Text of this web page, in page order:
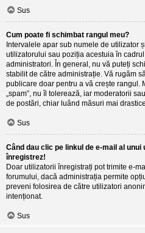
Sus
Cum poate fi schimbat rangul meu?
Intervalele apar sub numele de utilizator
utilizatorului sau poziția acestuia în
administratori. În general, nu vă puteți
stabilit de către administrație. Vă rugăm
publicare doar pentru a vă crește rangul.
„spam”, nu îl tolerează, iar moderatorii
de postări, chiar luând măsuri mai
Sus
Când dau clic pe linkul de e-mail al
înregistrez!
Doar utilizatorii înregistrați pot trimite e-
forumului, dacă administrația permite
preveni folosirea de către utilizatori
intenționat.
Sus